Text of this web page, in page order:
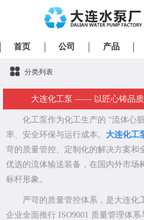
首页 公司 产品
分类列表
大连化工泵 —— 以匠心铸品
化工泵作为化工生产的 “流体心
率、安全环保与运行成本。 大连化工
苛的质量管控、定制化的解决方案和
优选的流体输送装备，在国内外市场
标杆形象。
严苛的质量管控体系，是大连化
企业全面推行 ISO9001 质量管理体